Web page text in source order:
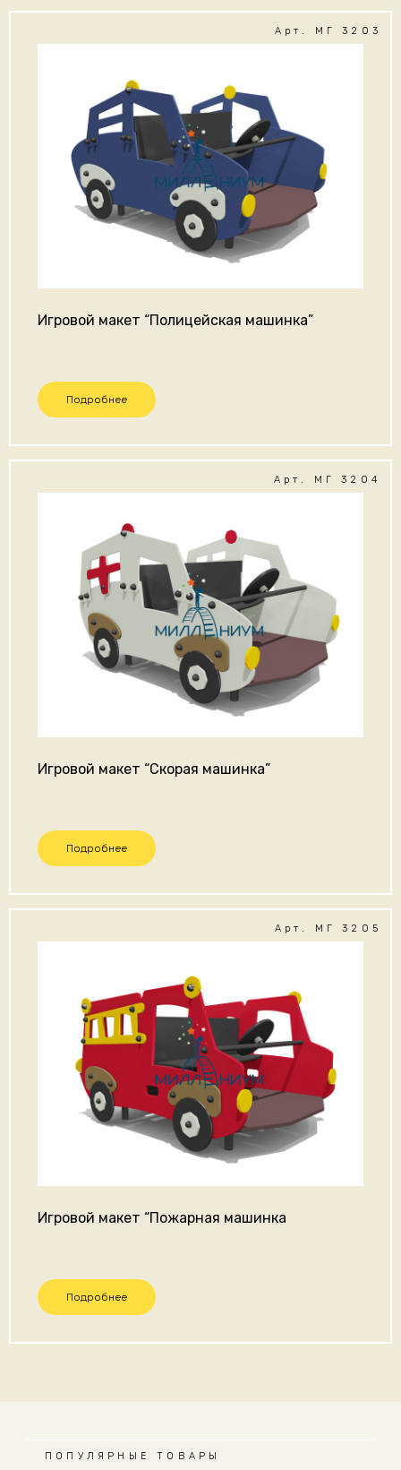
Арт. МГ 3203
Игровой макет “Полицейская машинка”
Подробнее
Арт. МГ 3204
Игровой макет “Скорая машинка”
Подробнее
Арт. МГ 3205
Игровой макет “Пожарная машинка
Подробнее
ПОПУЛЯРНЫЕ ТОВАРЫ